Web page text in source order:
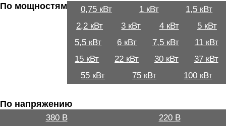
По мощностям 0,75 кВт 1 кВт
1,5 кВт
2,2 кВт
3 кВт 4 кВт
5 кВт
5,5 кВт
6 кВт 7,5 кВт
11 кВт
15 кВт
22 кВт 30 кВт
37 кВт
55 кВт
75 кВт 100 кВт
По напряжению
380 В 220 В